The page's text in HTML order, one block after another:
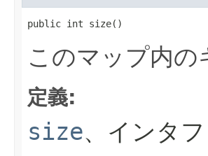
public int size()
このマップ内
定義:
size、インタ